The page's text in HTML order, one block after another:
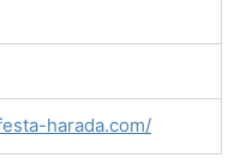
harada.com/